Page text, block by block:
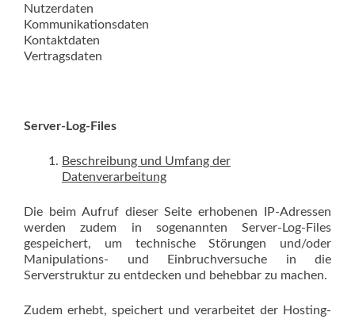
Nutzerdaten
Kommunikationsdaten
Kontaktdaten
Vertragsdaten
Server-Log-Files
Beschreibung und Umfang der
Datenverarbeitung
Die beim Aufruf dieser Seite erhobenen IP-Adressen
werden zudem in sogenannten Server-Log-Files
gespeichert, um technische Störungen und/oder
Manipulations- und Einbruchversuche in die
Serverstruktur zu entdecken und behebbar zu machen.
Zudem erhebt, speichert und verarbeitet der Hosting-